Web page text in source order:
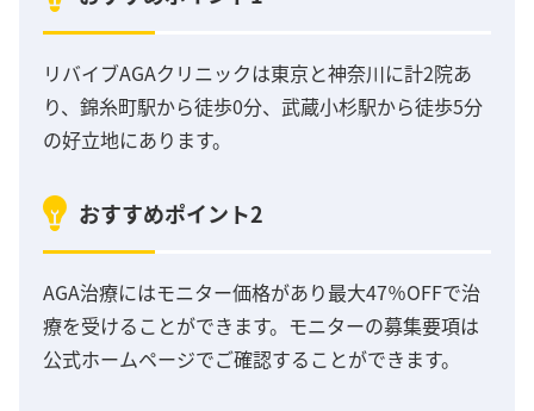
リバイブAGAクリニックは東京と神奈川に計2院あ
り、錦糸町駅から徒歩0分、武蔵小杉駅から徒歩5分
の好立地にあります。
おすすめポイント2
AGA治療にはモニター価格があり最大47％OFFで治
療を受けることができます。モニターの募集要項は
公式ホームページでご確認することができます。